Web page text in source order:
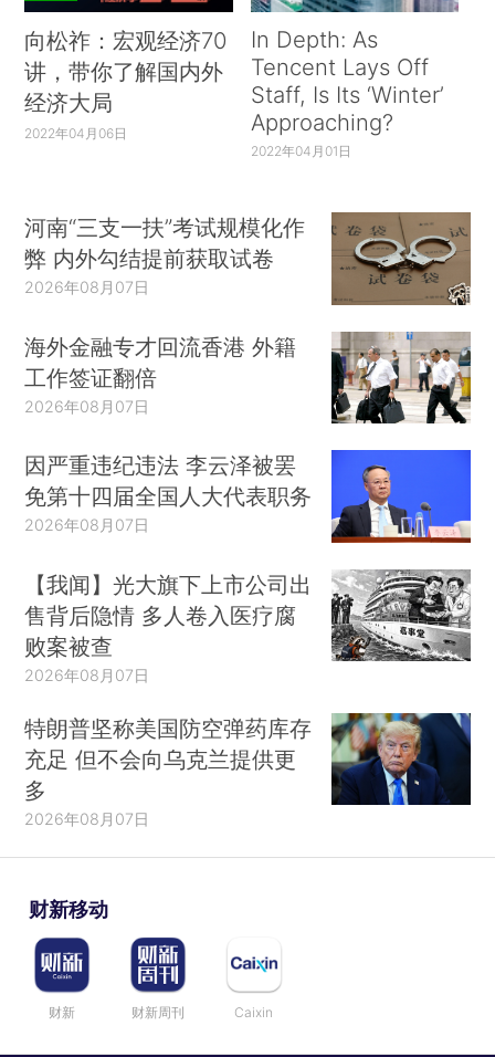
向松祚：宏观经济70
讲，带你了解国内外
经济大局
2022年04月06日
In Depth: As
Tencent Lays Off
Staff, Is Its ‘Winter’
Approaching?
2022年04月01日
河南“三支一扶”考试规模化作
弊 内外勾结提前获取试卷
2026年08月07日
海外金融专才回流香港 外籍
工作签证翻倍
2026年08月07日
因严重违纪违法 李云泽被罢
免第十四届全国人大代表职务
2026年08月07日
【我闻】光大旗下上市公司出
售背后隐情 多人卷入医疗腐
败案被查
2026年08月07日
特朗普坚称美国防空弹药库存
充足 但不会向乌克兰提供更
多
2026年08月07日
财新移动
财新 财新周刊 Caixin